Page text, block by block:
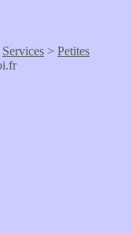
Services > Petites